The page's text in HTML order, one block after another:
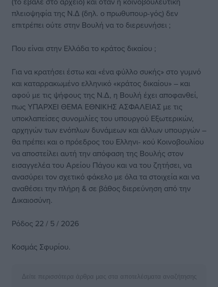
πλειοψηφία της Ν.Δ (δηλ. ο πρωθυπουρ-γός) δεν
επιτρέπει ούτε στην Βουλή να το διερευνήσει ;
Που είναι στην Ελλάδα το κράτος δικαίου ;
Για να κρατήσει έστω και «ένα φύλλο συκής» στο γυμνό
και καταρρακωμένο ελληνικό «κράτος δικαίου» – και
αφού με τις ψήφους της Ν.Δ, η Βουλή έχει αποφανθεί,
πως ΥΠΑΡΧΕΙ ΘΕΜΑ ΕΘΝΙΚΗΣ ΑΣΦΑΛΕΙΑΣ με τις
υποκλαπείσες συνομιλίες του υπουργού Εξωτερικών,
αρχηγών των ενόπλων δυνάμεων και άλλων υπουργών –
θα πρέπει και ο πρόεδρος του Ελληνι- κού Κοινοβουλίου
να αποστείλει αυτή την απόφαση της Βουλής στον
εισαγγελέα του Αρείου Πάγου και να του ζητήσει, να
ανασύρει τον σχετικό φάκελο με όλα τα στοιχεία και να
αναθέσει την πλήρη & σε βάθος διερεύνηση από την
Δικαιοσύνη.
Ρόδος 22 / 5 / 2026
Κοσμάς Σφυρίου.
Δείτε περισσότερα άρθρα μας στα αποτελέσματα αναζήτησης